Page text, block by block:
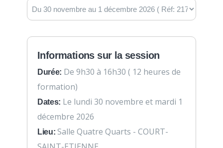
Informations sur la session
Durée: De 9h30 à 16h30 ( 12 heures de
formation)
Dates: Le lundi 30 novembre et mardi 1
décembre 2026
Lieu: Salle Quatre Quarts - COURT-